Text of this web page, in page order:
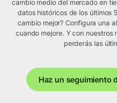
cambio medio del mercado en
datos históricos de los últimos
cambio mejor? Configura una
cuando mejore. Y con nuestros
perderás las
Haz un seguimiento